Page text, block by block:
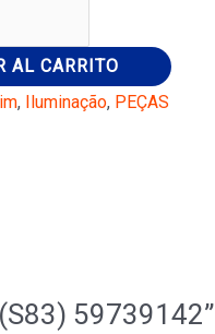
AL CARRITO
, Iluminação, PEÇAS
59739142”